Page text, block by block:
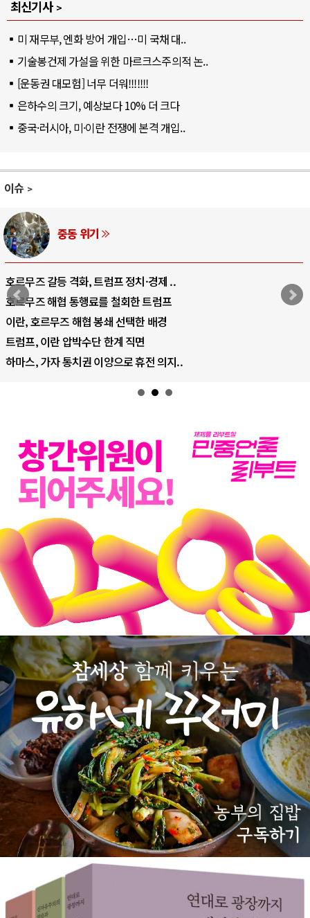
최신기사
미 재무부, 엔화 방어 개입…미 국채 대..
기술봉건제 가설을 위한 마르크스주의적 논..
[운동권 대모험] 너무 더워!!!!!!!
은하수의 크기, 예상보다 10% 더 크다
중국·러시아, 미·이란 전쟁에 본격 개입..
이슈
AI와 인간
중국 AI, 저가 공세로 글로벌 토큰 시..
AI 국부펀드 구상 놓고 미국 진보진영 ..
AI 데이터센터 반대 투쟁은 새로운 글로..
AI의 숨은 환경 비용: 데이터센터 확산..
AI는 어떻게 미국 민주주의를 잠식하고 ..